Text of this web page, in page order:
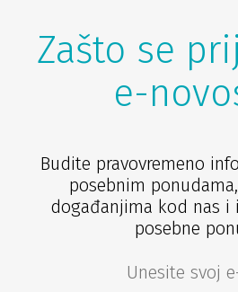
Zašto se
e-
Budite pravovremeno
posebnim
događanjima kod nas i
posebne